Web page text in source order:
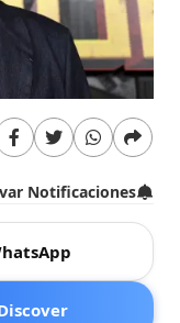
Notificaciones